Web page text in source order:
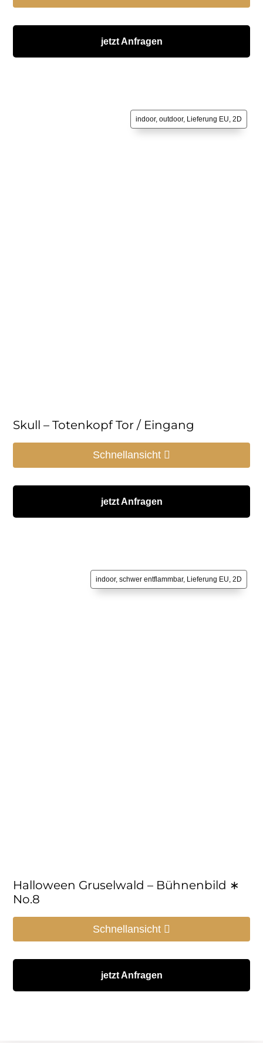
jetzt Anfragen
indoor, outdoor, Lieferung EU, 2D
Skull – Totenkopf Tor / Eingang
Schnellansicht
jetzt Anfragen
indoor, schwer entflammbar, Lieferung EU, 2D
Halloween Gruselwald – Bühnenbild ∗
No.8
Schnellansicht
jetzt Anfragen